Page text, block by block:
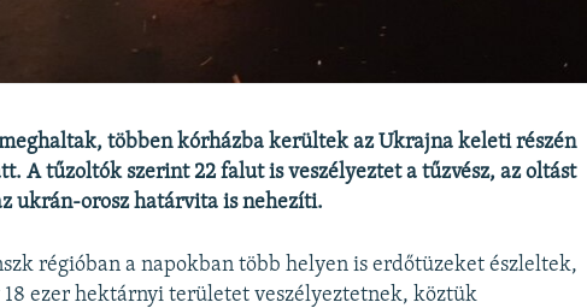
többen kórházba kerültek az Ukrajna keleti részén
A tűzoltók szerint 22 falut is veszélyeztet a tűzvész, az oltást
ukrán-orosz határvita is nehezíti.
régióban a napokban több helyen is erdőtüzeket észleltek,
ezer hektárnyi területet veszélyeztetnek, köztük